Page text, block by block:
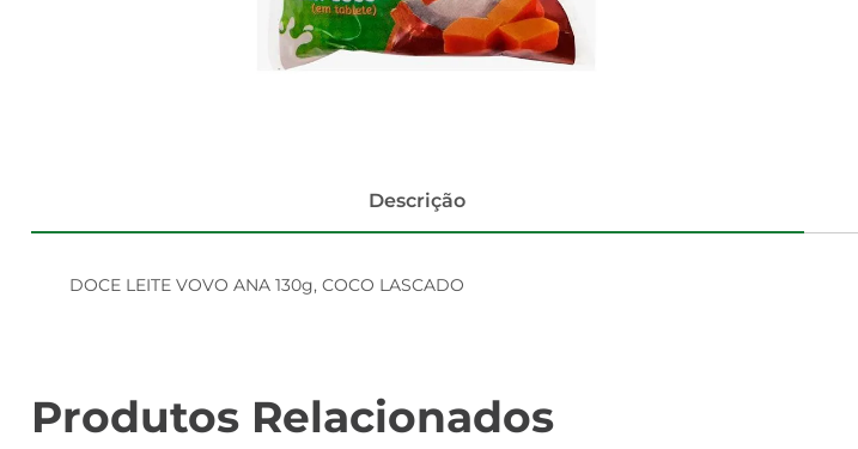
Descrição
DOCE LEITE VOVO ANA 130g, COCO LASCADO
Produtos Relacionados